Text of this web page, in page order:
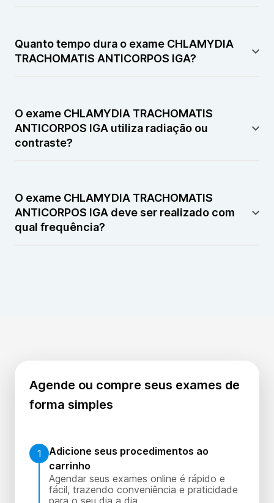
Quanto tempo dura o exame CHLAMYDIA
TRACHOMATIS ANTICORPOS IGA?
O exame CHLAMYDIA TRACHOMATIS
ANTICORPOS IGA utiliza radiação ou
contraste?
O exame CHLAMYDIA TRACHOMATIS
ANTICORPOS IGA deve ser realizado com
qual frequência?
Agende ou compre seus exames de
forma simples
1
Adicione seus procedimentos ao
carrinho
Agendar seus exames online é rápido e
fácil, trazendo conveniência e praticidade
para o seu dia a dia.